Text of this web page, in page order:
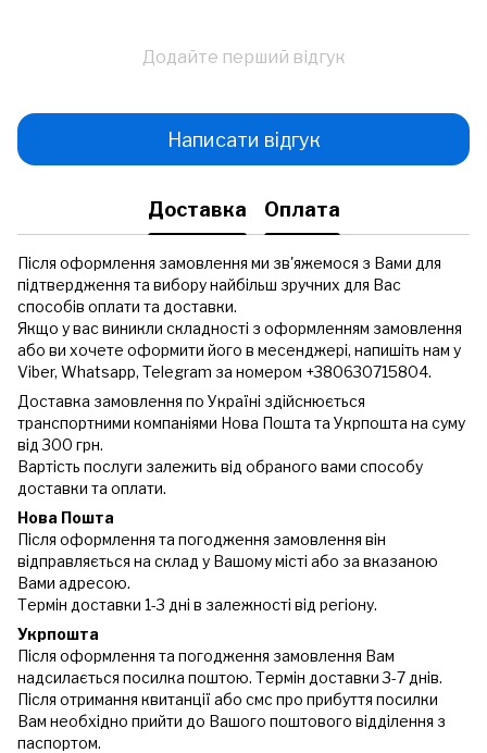
Додайте перший відгук
Написати відгук
Доставка Оплата
Після оформлення замовлення ми зв'яжемося з Вами для
підтвердження та вибору найбільш зручних для Вас
способів оплати та доставки.
Якщо у вас виникли складності з оформленням замовлення
або ви хочете оформити його в месенджері, напишіть нам у
Viber, Whatsapp, Telegram за номером +380630715804.
Доставка замовлення по Україні здійснюється
транспортними компаніями Нова Пошта та Укрпошта на суму
від 300 грн.
Вартість послуги залежить від обраного вами способу
доставки та оплати.
Нова Пошта
Після оформлення та погодження замовлення він
відправляється на склад у Вашому місті або за вказаною
Вами адресою.
Термін доставки 1-3 дні в залежності від регіону.
Укрпошта
Після оформлення та погодження замовлення Вам
надсилається посилка поштою. Термін доставки 3-7 днів.
Після отримання квитанції або смс про прибуття посилки
Вам необхідно прийти до Вашого поштового відділення з
паспортом.